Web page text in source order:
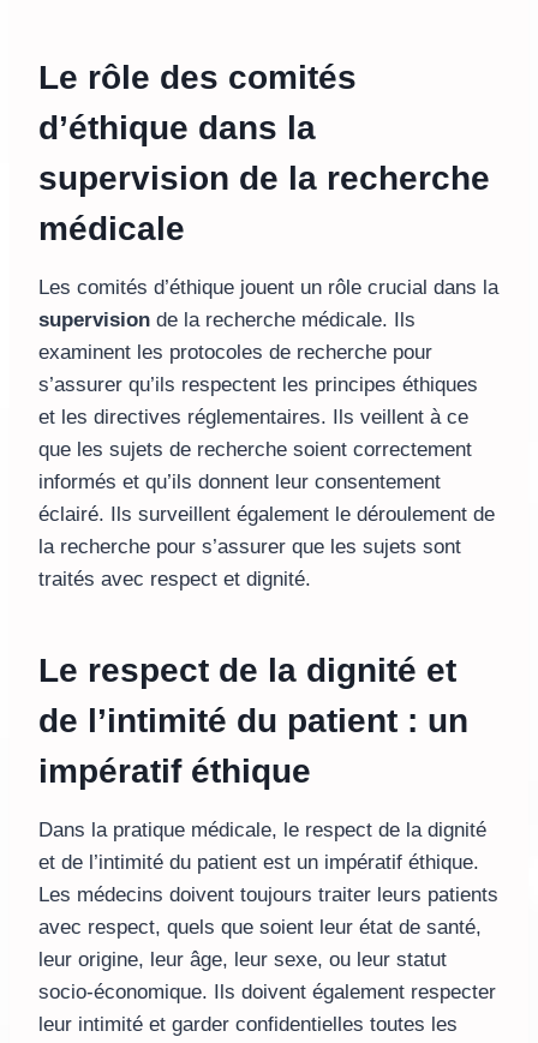
Le rôle des comités
d’éthique dans la
supervision de la recherche
médicale
Les comités d’éthique jouent un rôle crucial dans la
supervision de la recherche médicale. Ils
examinent les protocoles de recherche pour
s’assurer qu’ils respectent les principes éthiques
et les directives réglementaires. Ils veillent à ce
que les sujets de recherche soient correctement
informés et qu’ils donnent leur consentement
éclairé. Ils surveillent également le déroulement de
la recherche pour s’assurer que les sujets sont
traités avec respect et dignité.
Le respect de la dignité et
de l’intimité du patient : un
impératif éthique
Dans la pratique médicale, le respect de la dignité
et de l’intimité du patient est un impératif éthique.
Les médecins doivent toujours traiter leurs patients
avec respect, quels que soient leur état de santé,
leur origine, leur âge, leur sexe, ou leur statut
socio-économique. Ils doivent également respecter
leur intimité et garder confidentielles toutes les